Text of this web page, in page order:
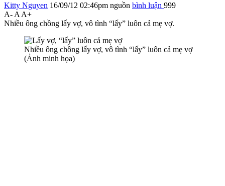
Kitty Nguyen 16/09/12 02:46pm nguồn bình luận 999
A- A A+
Nhiều ông chồng lấy vợ, vô tình “lấy” luôn cả mẹ vợ.
Nhiều ông chồng lấy vợ, vô tình “lấy” luôn cả mẹ vợ
(Ảnh minh họa)